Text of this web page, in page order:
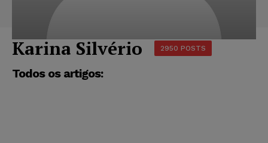
Karina Silvério 2950 POSTS
Todos os artigos: